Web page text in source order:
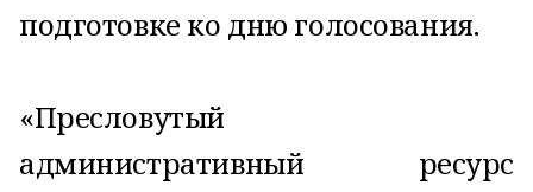
подготовке ко дню голосования.
«Пресловутый
административный ресурс